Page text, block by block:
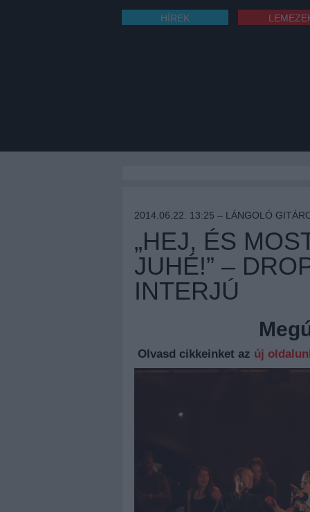
HÍREK
2014.06.22. 13:25 – LÁNGOLÓ
„HEJ, ÉS
JUHÉ!” –
INTERJÚ
Olvasd cikkeinket az új